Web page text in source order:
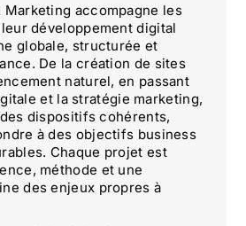
Marketing accompagne les
développement digital
globale, structurée et
De la création de sites
naturel, en passant
et la stratégie marketing,
dispositifs cohérents,
à des objectifs business
Chaque projet est
méthode et une
des enjeux propres à